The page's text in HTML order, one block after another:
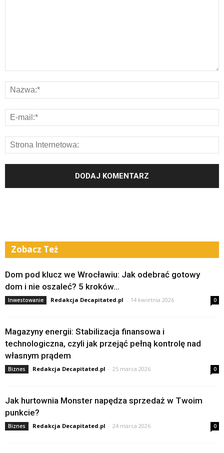
Zobacz Też
Dom pod klucz we Wrocławiu: Jak odebrać gotowy
dom i nie oszaleć? 5 kroków...
Inwestowanie Redakcja Decapitated.pl - 14 kwietnia 2026 0
Magazyny energii: Stabilizacja finansowa i
technologiczna, czyli jak przejąć pełną kontrolę nad
własnym prądem
Biznes Redakcja Decapitated.pl - 25 marca 2026 0
Jak hurtownia Monster napędza sprzedaż w Twoim
punkcie?
Biznes Redakcja Decapitated.pl - 24 marca 2026 0